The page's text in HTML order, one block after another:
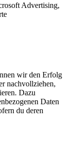
Advertising,
wir den Erfolg
nachvollziehen,
Dazu
Daten
du deren